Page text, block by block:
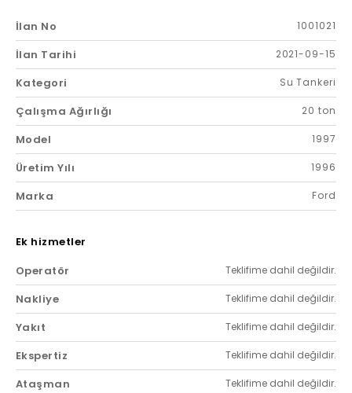
İlan No 1001021
İlan Tarihi 2021-09-15
Kategori Su Tankeri
Çalışma Ağırlığı 20 ton
Model 1997
Üretim Yılı 1996
Marka Ford
Ek hizmetler
Operatör
Teklifime dahil değildir.
Nakliye Teklifime dahil değildir.
Yakıt Teklifime dahil değildir.
Ekspertiz Teklifime dahil değildir.
Ataşman Teklifime dahil değildir.